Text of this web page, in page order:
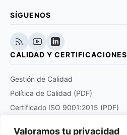
Valoramos tu privacidad
SÍGUENOS
CALIDAD Y CERTIFICACIONES
Gestión de Calidad
Política de Calidad (PDF)
Certificado ISO 9001:2015 (PDF)